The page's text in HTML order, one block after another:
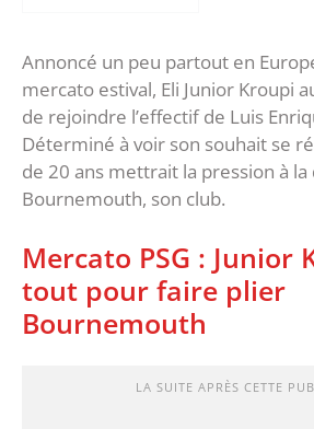
Annoncé un peu partout en
mercato estival, Eli Junior Kroupi
de rejoindre l’effectif de Luis
Déterminé à voir son souhait se
de 20 ans mettrait la pression à
Bournemouth, son club.
Mercato PSG : Junior
tout pour faire plier
Bournemouth
LA SUITE APRÈS CETTE